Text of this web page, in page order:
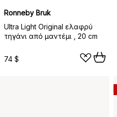
Ronneby Bruk
Ultra Light Original ελαφρύ
τηγάνι από μαντέμι , 20 cm
74 $